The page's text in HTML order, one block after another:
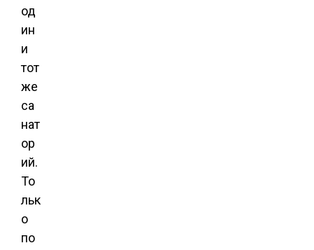
од
ин
и
тот
же
са
нат
ор
ий.
То
льк
о
по